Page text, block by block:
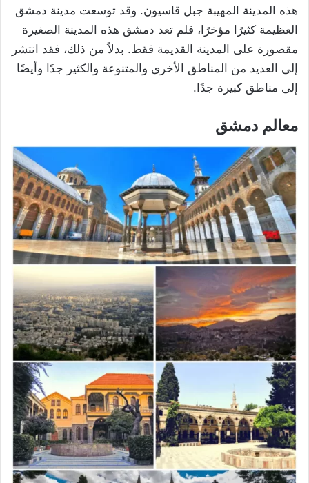
هذه المدينة المهيبة جبل قاسيون. وقد توسعت مدينة دمشق
العظيمة كثيرًا مؤخرًا، فلم تعد دمشق هذه المدينة الصغيرة
مقصورة على المدينة القديمة فقط. بدلاً من ذلك، فقد انتشر
إلى العديد من المناطق الأخرى والمتنوعة والكثير جدًا وأيضًا
إلى مناطق كبيرة جدًا.
معالم دمشق